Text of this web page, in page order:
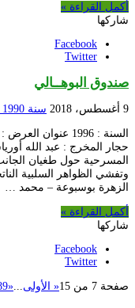
أكمل القراءة »
شاركها
Facebook
Twitter
صندوق البوهــالي
9 أغسطس، 2018 سنة 1990 — سنة 1999
السنة : 1996
حجار المخرج : عبد الله
المسرحية حول طغيان
وتفشي الظواهر السلبية
الزهرة بوسبوعة – محمد …
أكمل القراءة »
شاركها
Facebook
Twitter
صفحة 7 من 15 « الأولى...
«
9